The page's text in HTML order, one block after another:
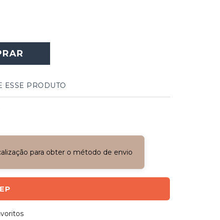
ESSE PRODUTO
para obter o método de envio